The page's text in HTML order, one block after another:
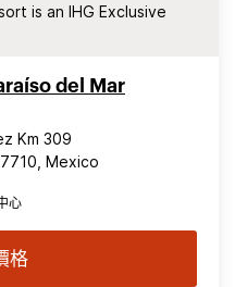
is an IHG Exclusive
del Mar
Km 309
Mexico
心
格